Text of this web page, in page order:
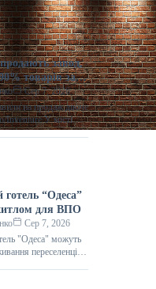
завод,
товарів за
Сер 7, 2026
на продаж діюче
Inventure У місті
області виставили
прав
“Одеса”
для ВПО
Сер 7, 2026
"Одеса" можуть
переселенців /
арештованим